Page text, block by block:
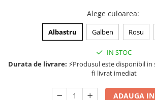
Alege culoarea:
Albastru Galben Rosu
IN STOC
Durata de livrare: ⚡Produsul este disponibil
fi livrat imediat
ADAUGA IN